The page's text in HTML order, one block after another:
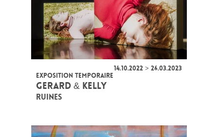
14.10.2022 > 26.03.2023
EXPOSITION TEMPORAIRE
GERARD & KELLY
RUINES